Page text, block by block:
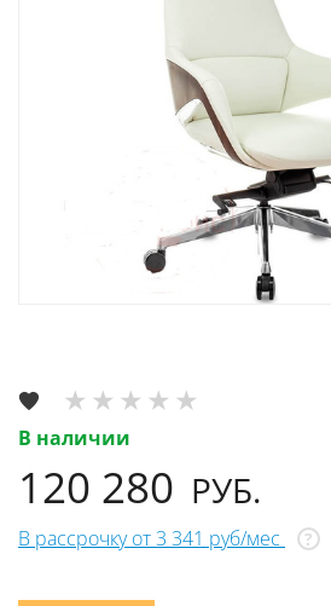
В наличии
120 280 РУБ.
В рассрочку от 3 341 руб/мес ?